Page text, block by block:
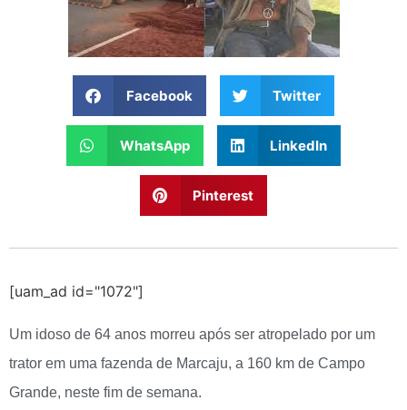
Facebook Twitter
WhatsApp LinkedIn
Pinterest
[uam_ad id="1072"]
Um idoso de 64 anos morreu após ser atropelado por um
trator em uma fazenda de Marcaju, a 160 km de Campo
Grande, neste fim de semana.